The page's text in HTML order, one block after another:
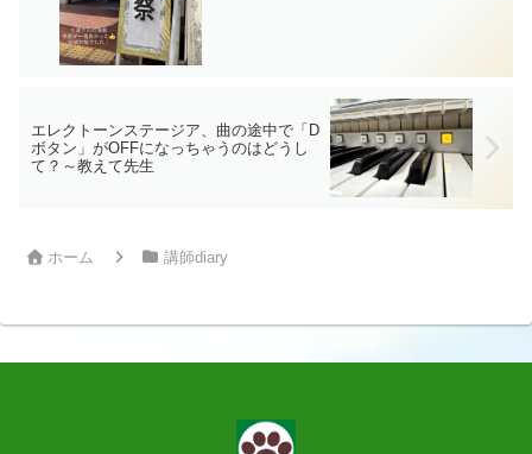
エレクトーンステージア、曲の途中で「D
ボタン」がOFFになっちゃうのはどうし
て？～教えて先生
ホーム 講師diary